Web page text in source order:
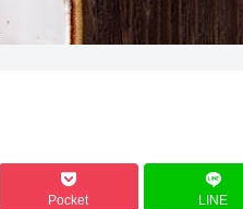
Pocket LINE